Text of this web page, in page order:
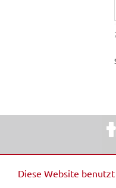
Diese Website